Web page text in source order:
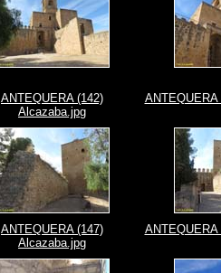
ANTEQUERA (142)
Alcazaba.jpg
ANTEQUERA
ANTEQUERA (147)
Alcazaba.jpg
ANTEQUERA